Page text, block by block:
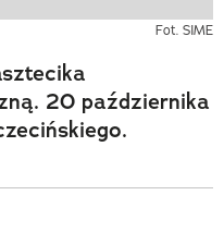
Fot. SIME
20 października